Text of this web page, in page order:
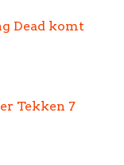
Dead komt
Tekken 7